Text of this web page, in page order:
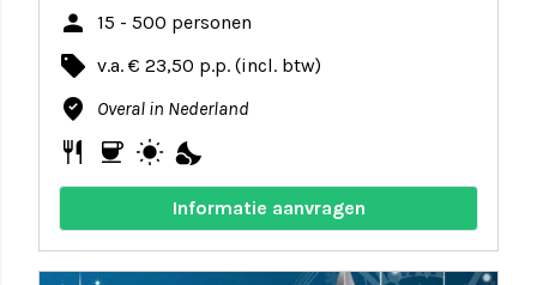
person 15 - 500 personen
local_offer v.a. € 23,50 p.p. (incl. btw)
where_to_vote Overal in Nederland
restaurant coffee wb_sunny nights_stay
Informatie aanvragen